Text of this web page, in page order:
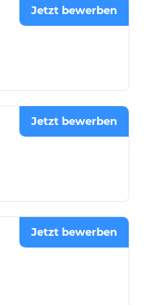
Jetzt bewerben
Jetzt bewerben
Jetzt bewerben